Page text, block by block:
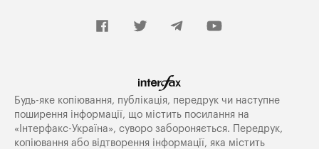
Будь-яке копiювання, публiкацiя, передрук чи наступне
поширення iнформацiї, що мiстить посилання на
«Iнтерфакс-Україна», суворо забороняється. Передрук,
копіювання або відтворення інформації, яка містить